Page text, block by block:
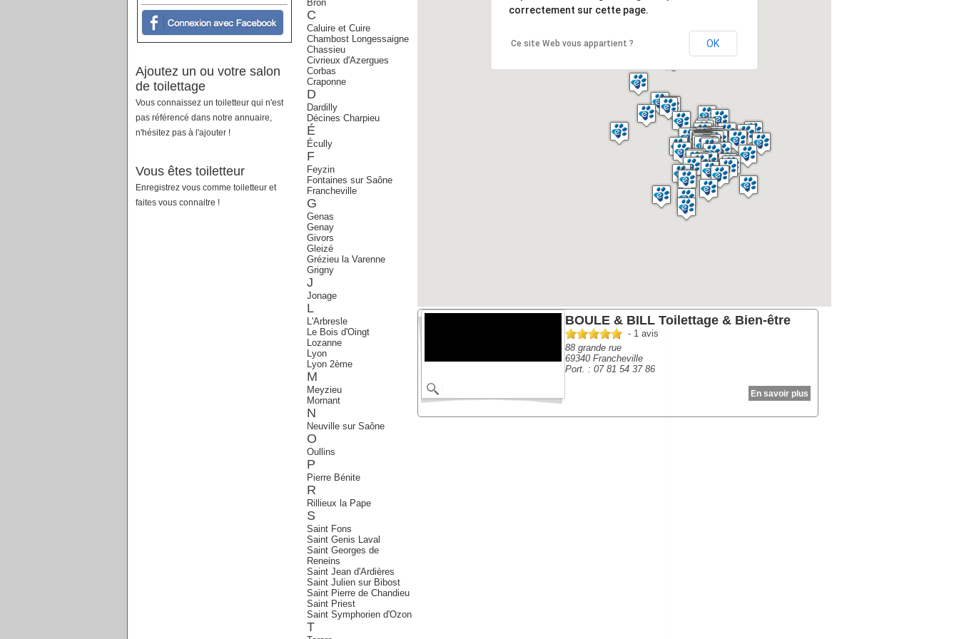
Bron
C
Caluire et Cuire
Chambost Longessaigne
Chassieu
Civrieux d'Azergues
Corbas
Craponne
D
Dardilly
Décines Charpieu
É
Écully
F
Feyzin
Fontaines sur Saône
Francheville
G
Genas
Genay
Givors
Gleizé
Grézieu la Varenne
Grigny
J
Jonage
L
L'Arbresle
Le Bois d'Oingt
Lozanne
Lyon
Lyon 2ème
M
Meyzieu
Mornant
N
Neuville sur Saône
O
Oullins
P
Pierre Bénite
R
Rillieux la Pape
S
Saint Fons
Saint Genis Laval
Saint Georges de
Reneins
Saint Jean d'Ardières
Saint Julien sur Bibost
Saint Pierre de Chandieu
Saint Priest
Saint Symphorien d'Ozon
T
correctement sur cette page.
Ce site Web vous appartient ? OK
BOULE & BILL Toilettage & Bien-être
- 1 avis
88 grande rue
69340 Francheville
Port. : 07 81 54 37 86
En savoir plus
Ajoutez un ou votre salon
de toilettage
Vous connaissez un toiletteur qui n'est
pas référencé dans notre annuaire,
n'hésitez pas à l'ajouter !
Vous êtes toiletteur
Enregistrez vous comme toiletteur et
faites vous connaitre !